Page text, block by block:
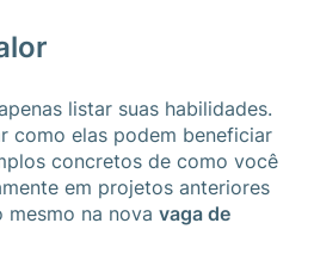
listar suas habilidades.
como elas podem beneficiar
concretos de como você
em projetos anteriores
na nova vaga de